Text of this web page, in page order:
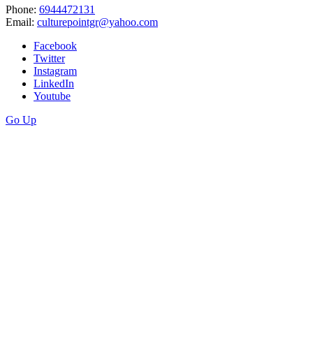
Phone: 6944472131
Email: culturepointgr@yahoo.com
Facebook
Twitter
Instagram
LinkedIn
Youtube
Go Up